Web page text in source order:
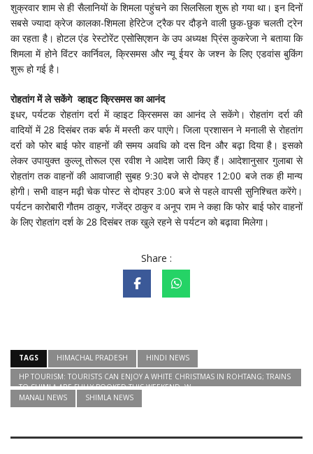
शुक्रवार शाम से ही सैलानियों के शिमला पहुंचने का सिलसिला शुरू हो गया था। इन दिनों
सबसे ज्यादा क्रेज कालका-शिमला हेरिटेज ट्रैक पर दौड़ने वाली छुक-छुक चलती ट्रेन
का रहता है। होटल एंड रेस्टोरेंट एसोसिएशन के उप अध्यक्ष प्रिंस कुकरेजा ने बताया कि
शिमला में होने विंटर कार्निवल, क्रिसमस और न्यू ईयर के जश्न के लिए एडवांस बुकिंग
शुरू हो गई है।
रोहतांग में ले सकेंगे व्हाइट क्रिसमस का आनंद
इधर, पर्यटक रोहतांग दर्रा में व्हाइट क्रिसमस का आनंद ले सकेंगे। रोहतांग दर्रा की
वादियों में 28 दिसंबर तक बर्फ में मस्ती कर पाएंगे। जिला प्रशासन ने मनाली से रोहतांग
दर्रा को फोर बाई फोर वाहनों की समय अवधि को दस दिन और बढ़ा दिया है। इसको
लेकर उपायुक्त कुल्लू तोरूल एस रवीश ने आदेश जारी किए हैं। आदेशानुसार गुलाबा से
रोहतांग तक वाहनों की आवाजाही सुबह 9:30 बजे से दोपहर 12:00 बजे तक ही मान्य
होगी। सभी वाहन मढ़ी चेक पोस्ट से दोपहर 3:00 बजे से पहले वापसी सुनिश्चित करेंगे।
पर्यटन कारोबारी गौतम ठाकुर, गजेंद्र ठाकुर व अनूप राम ने कहा कि फोर बाई फोर वाहनों
के लिए रोहतांग दर्श के 28 दिसंबर तक खुले रहने से पर्यटन को बढ़ावा मिलेगा।
Share :
TAGS HIMACHAL PRADESH
HINDI NEWS
HP TOURISM: TOURISTS CAN ENJOY A WHITE CHRISTMAS IN ROHTANG; TRAINS
TO SHIMLA ARE FULLY BOOKED THIS WEEKEND. W
MANALI NEWS
SHIMLA NEWS